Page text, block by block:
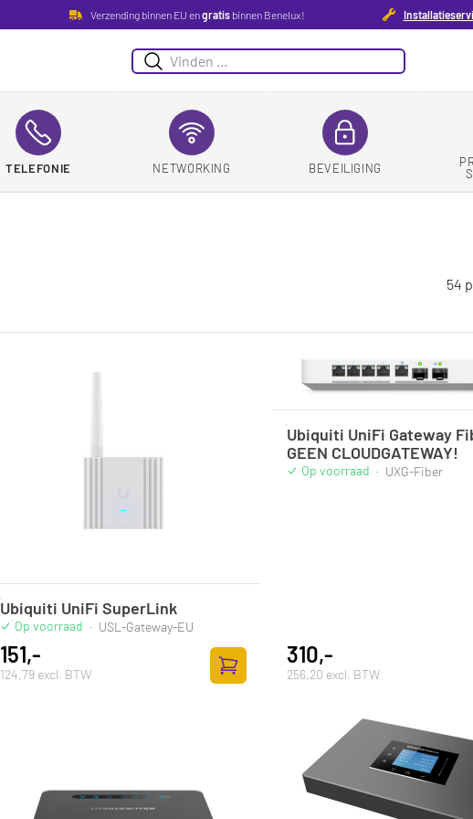
Verzending binnen EU engratisbinnen Benelux!
Zoeken
TELEFONIE NETWORKING BEVEILIGING
54
Ubiquiti UniFi SuperLink
Op voorraad · USL-Gateway-EU
151,-
124,79 excl. BTW
Toevoegen aan winkelwagen
Ubiquiti UniFi Gateway
GEEN CLOUDGATEWAY!
Op voorraad · UXG-Fiber
310,-
256,20 excl. BTW